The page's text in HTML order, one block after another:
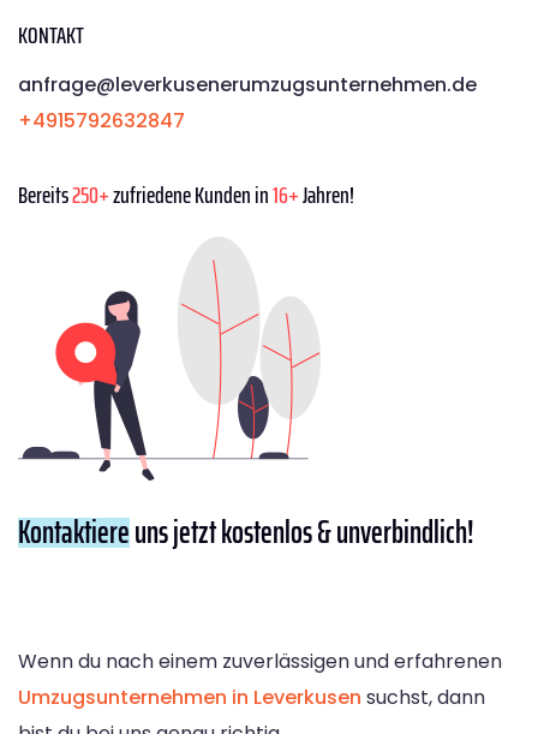
KONTAKT
anfrage@leverkusenerumzugsunternehmen.de
+4915792632847
Bereits250+zufriedene Kunden in16+Jahren!
Kontaktiereuns jetzt kostenlos & unverbindlich!
Wenn du nach einem zuverlässigen und erfahrenen
Umzugsunternehmen in Leverkusen suchst, dann